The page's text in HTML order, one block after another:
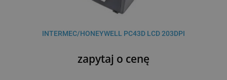
INTERMEC/HONEYWELL PC43D LCD 203DPI
zapytaj o cenę